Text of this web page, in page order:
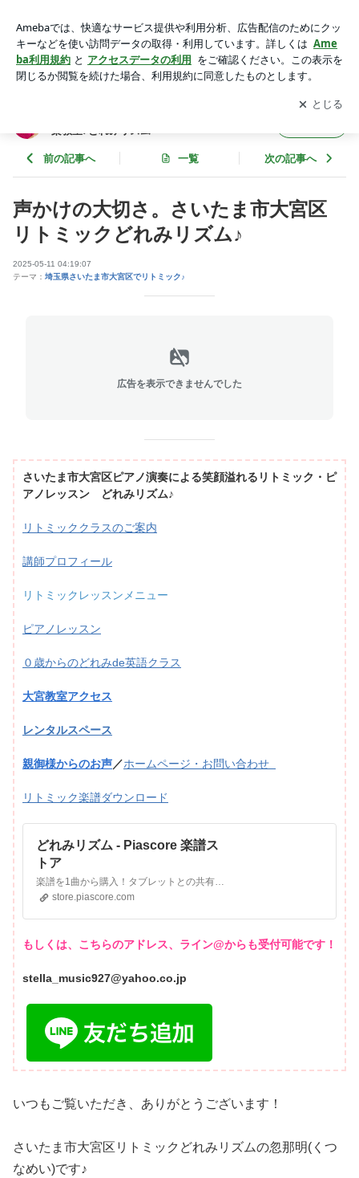
北与野・大宮ピアノ演奏によるリトミック音楽教室♪どれみリ
ズム
アプリをダウンロードして ブログの更新通知
を受け取りまし
ょう。
開く
楽教室♪どれみリズム
前の記事へ 一覧 次の記事へ
声かけの大切さ。さいたま市大宮区
リトミックどれみリズム♪
2025-05-11 04:19:07
テーマ： 埼玉県さいたま市大宮区でリトミック♪
広告を表示できませんでした
さいたま市大宮区ピアノ演奏による笑顔溢れるリトミック・ピ
アノレッスン どれみリズム♪
リトミッククラスのご案内
講師プロフィール
リトミックレッスンメニュー
ピアノレッスン
０歳からのどれみde英語クラス
大宮教室アクセス
レンタルスペース
親御様からのお声／ホームページ・お問い合わせ
リトミック楽譜ダウンロード
どれみリズム - Piascore 楽譜ス
トア
store.piascore.com
もしくは、こちらのアドレス、ライン@からも受付可能です！
stella_music927@yahoo.co.jp
いつもご覧いただき、ありがとうございます！
さいたま市大宮区リトミックどれみリズムの忽那明(くつ
なめい)です♪